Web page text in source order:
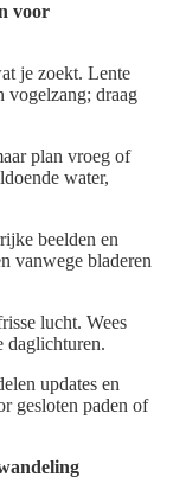
voor
je zoekt. Lente
vogelzang; draag
plan vroeg of
water,
beelden en
vanwege bladeren
lucht. Wees
daglichturen.
updates en
gesloten paden of